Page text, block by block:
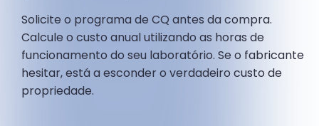
Solicite o programa de CQ antes da compra.
Calcule o custo anual utilizando as horas de
funcionamento do seu laboratório. Se o fabricante
hesitar, está a esconder o verdadeiro custo de
propriedade.